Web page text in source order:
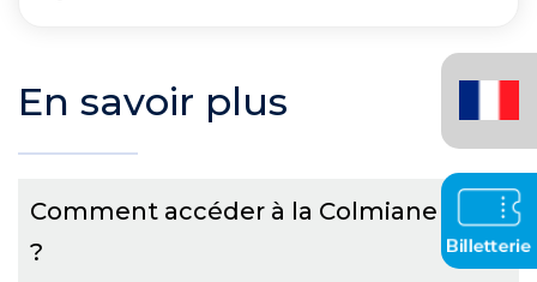
En savoir plus
Comment accéder à la Colmiane
?